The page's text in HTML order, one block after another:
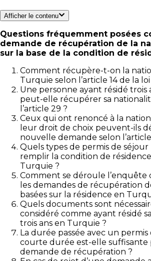
Afficher le contenu
Questions fréquemment posées
demande de récupération de la
sur la base de la condition de
Comment récupère-t-on la
Turquie selon l’article 14 de la loi
Une personne ayant résidé trois
peut-elle récupérer sa
l’article 29 ?
Ceux qui ont renoncé à la
leur droit de choix peuvent-ils
nouvelle demande selon l’article
Quels types de permis de
remplir la condition de
Turquie ?
Comment se déroule l’enquête
les demandes de récupération
basées sur la résidence en
Quels documents sont
considéré comme ayant résidé
trois ans en Turquie ?
La durée passée avec un
courte durée est-elle suffisante
demande de récupération ?